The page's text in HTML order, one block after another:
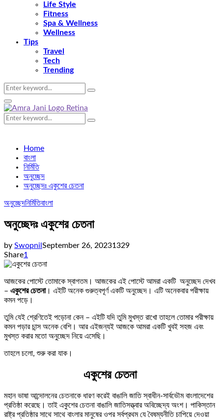
Life Style
Fitness
Spa & Wellness
Wellness
Tips
Travel
Tech
Trending
Search
for:
Search
Primary
Menu
Search
for:
Search
Home
বাংলা
নির্মিতি
অনুচ্ছেদ
অনুচ্ছেদঃ একুশের চেতনা
অনুচ্ছেদনির্মিতিবাংলা
অনুচ্ছেদঃ একুশের চেতনা
by Swopnil September 26, 20231329
Share1
আজকের পোস্টে তোমাকে স্বাগতম। আজকের এই পোস্টে আমরা একটি অনুচ্ছেদ দেখব
– একুশের চেতনা। এইটি অনেক গুরুত্বপূর্ণ একটি অনুচ্ছেদ। এটি অনেকবার পরীক্ষায়
কমন পড়ে।
তুমি যেই শ্রেণিতেই পড়োনা কেন – এইটি যদি তুমি মুখস্ত রাখো তাহলে তোমার পরীক্ষায়
কমন পড়ার চান্স অনেক বেশি। আর এইজন্যই আজকে আমরা একটি খুবই সহজ এবং
মুখস্ত করার মতো অনুচ্ছেদ নিয়ে এসেছি।
তাহলে চলো, শুরু করা যাক।
একুশের চেতনা
মহান ভাষা আন্দোলনের চেতনাকে ধারণ করেই বাঙালি জাতি স্বাধীন-সার্বভৌম বাংলাদেশের
প্রতিষ্ঠা করেছে। তাই একুশের চেতনা বাঙালি জাতিসত্ত্বার অবিচ্ছেদ্য অংশ। পাকিস্তান
রাষ্ট্র প্রতিষ্ঠার সাথে সাথে বাংলার মানুষের ওপর সর্বপ্রথম যে বৈষম্যনীতি চাপিয়ে দেওয়া